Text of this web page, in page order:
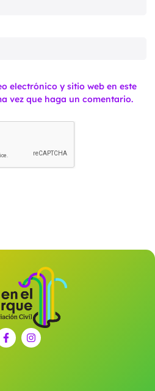
electrónico y sitio web en este
vez que haga un comentario.